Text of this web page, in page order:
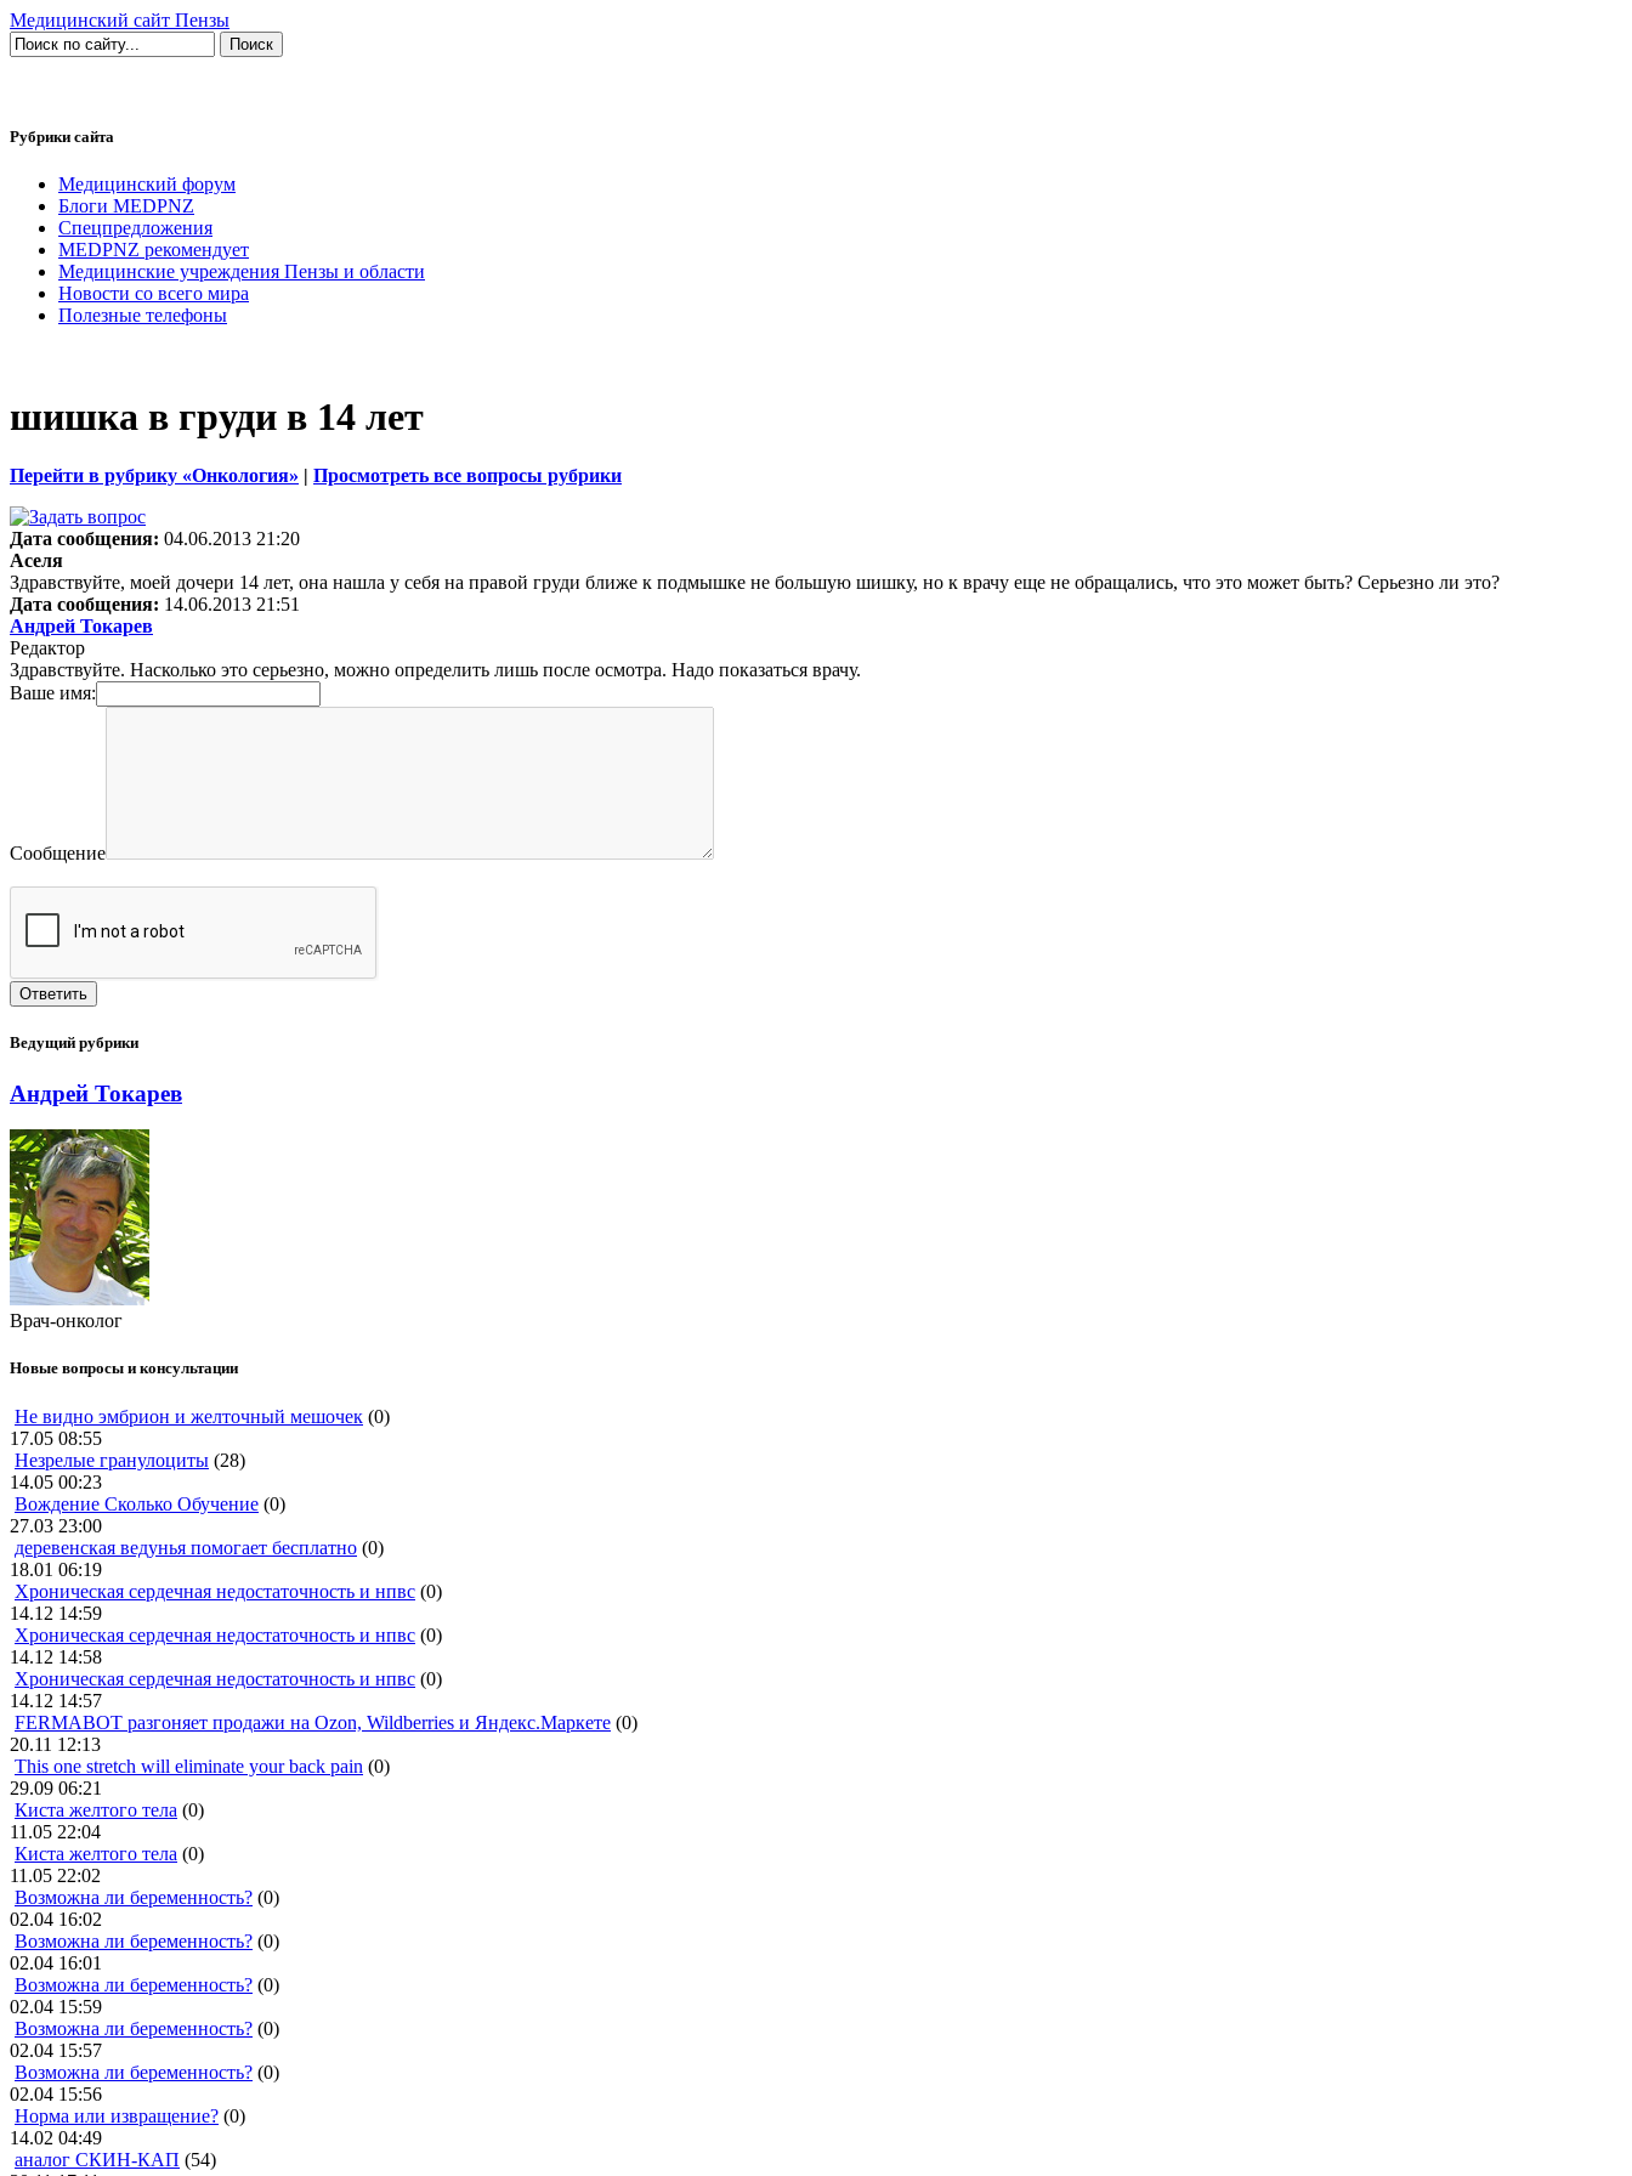
Медицинский сайт Пензы
Рубрики сайта
Медицинский форум
Блоги MEDPNZ
Спецпредложения
MEDPNZ рекомендует
Медицинские учреждения Пензы и области
Новости со всего мира
Полезные телефоны
шишка в груди в 14 лет
Перейти в рубрику «Онкология» | Просмотреть все вопросы рубрики
Дата сообщения: 04.06.2013 21:20
Аселя
Здравствуйте, моей дочери 14 лет, она нашла у себя на правой груди ближе к подмышке не большую шишку, но к врачу еще не обращались, что это может быть? Серьезно ли это?
Дата сообщения: 14.06.2013 21:51
Андрей Токарев
Редактор
Здравствуйте. Насколько это серьезно, можно определить лишь после осмотра. Надо показаться врачу.
Ваше имя:
Сообщение
Ведущий рубрики
Андрей Токарев
Врач-онколог
Новые вопросы и консультации
Не видно эмбрион и желточный мешочек (0)
17.05 08:55
Незрелые гранулоциты (28)
14.05 00:23
Вождение Сколько Обучение (0)
27.03 23:00
деревенская ведунья помогает бесплатно (0)
18.01 06:19
Хроническая сердечная недостаточность и нпвс (0)
14.12 14:59
Хроническая сердечная недостаточность и нпвс (0)
14.12 14:58
Хроническая сердечная недостаточность и нпвс (0)
14.12 14:57
FERMABOT разгоняет продажи на Ozon, Wildberries и Яндекс.Маркете (0)
20.11 12:13
This one stretch will eliminate your back pain (0)
29.09 06:21
Киста желтого тела (0)
11.05 22:04
Киста желтого тела (0)
11.05 22:02
Возможна ли беременность? (0)
02.04 16:02
Возможна ли беременность? (0)
02.04 16:01
Возможна ли беременность? (0)
02.04 15:59
Возможна ли беременность? (0)
02.04 15:57
Возможна ли беременность? (0)
02.04 15:56
Норма или извращение? (0)
14.02 04:49
аналог СКИН-КАП (54)